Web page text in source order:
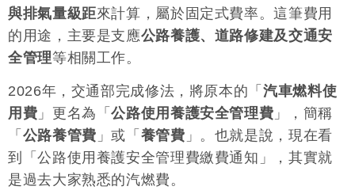
與排氣量級距來計算，屬於固定式費率。這筆費用
的用途，主要是支應公路養護、道路修建及交通安
全管理等相關工作。
2026年，交通部完成修法，將原本的「 汽車燃料使
用費 」更名為「公路使用養護安全管理費 」，簡稱
「 公路養管費 」或「 養管費 」。也就是說，現在看
到「公路使用養護安全管理費繳費通知」，其實就
是過去大家熟悉的汽燃費。